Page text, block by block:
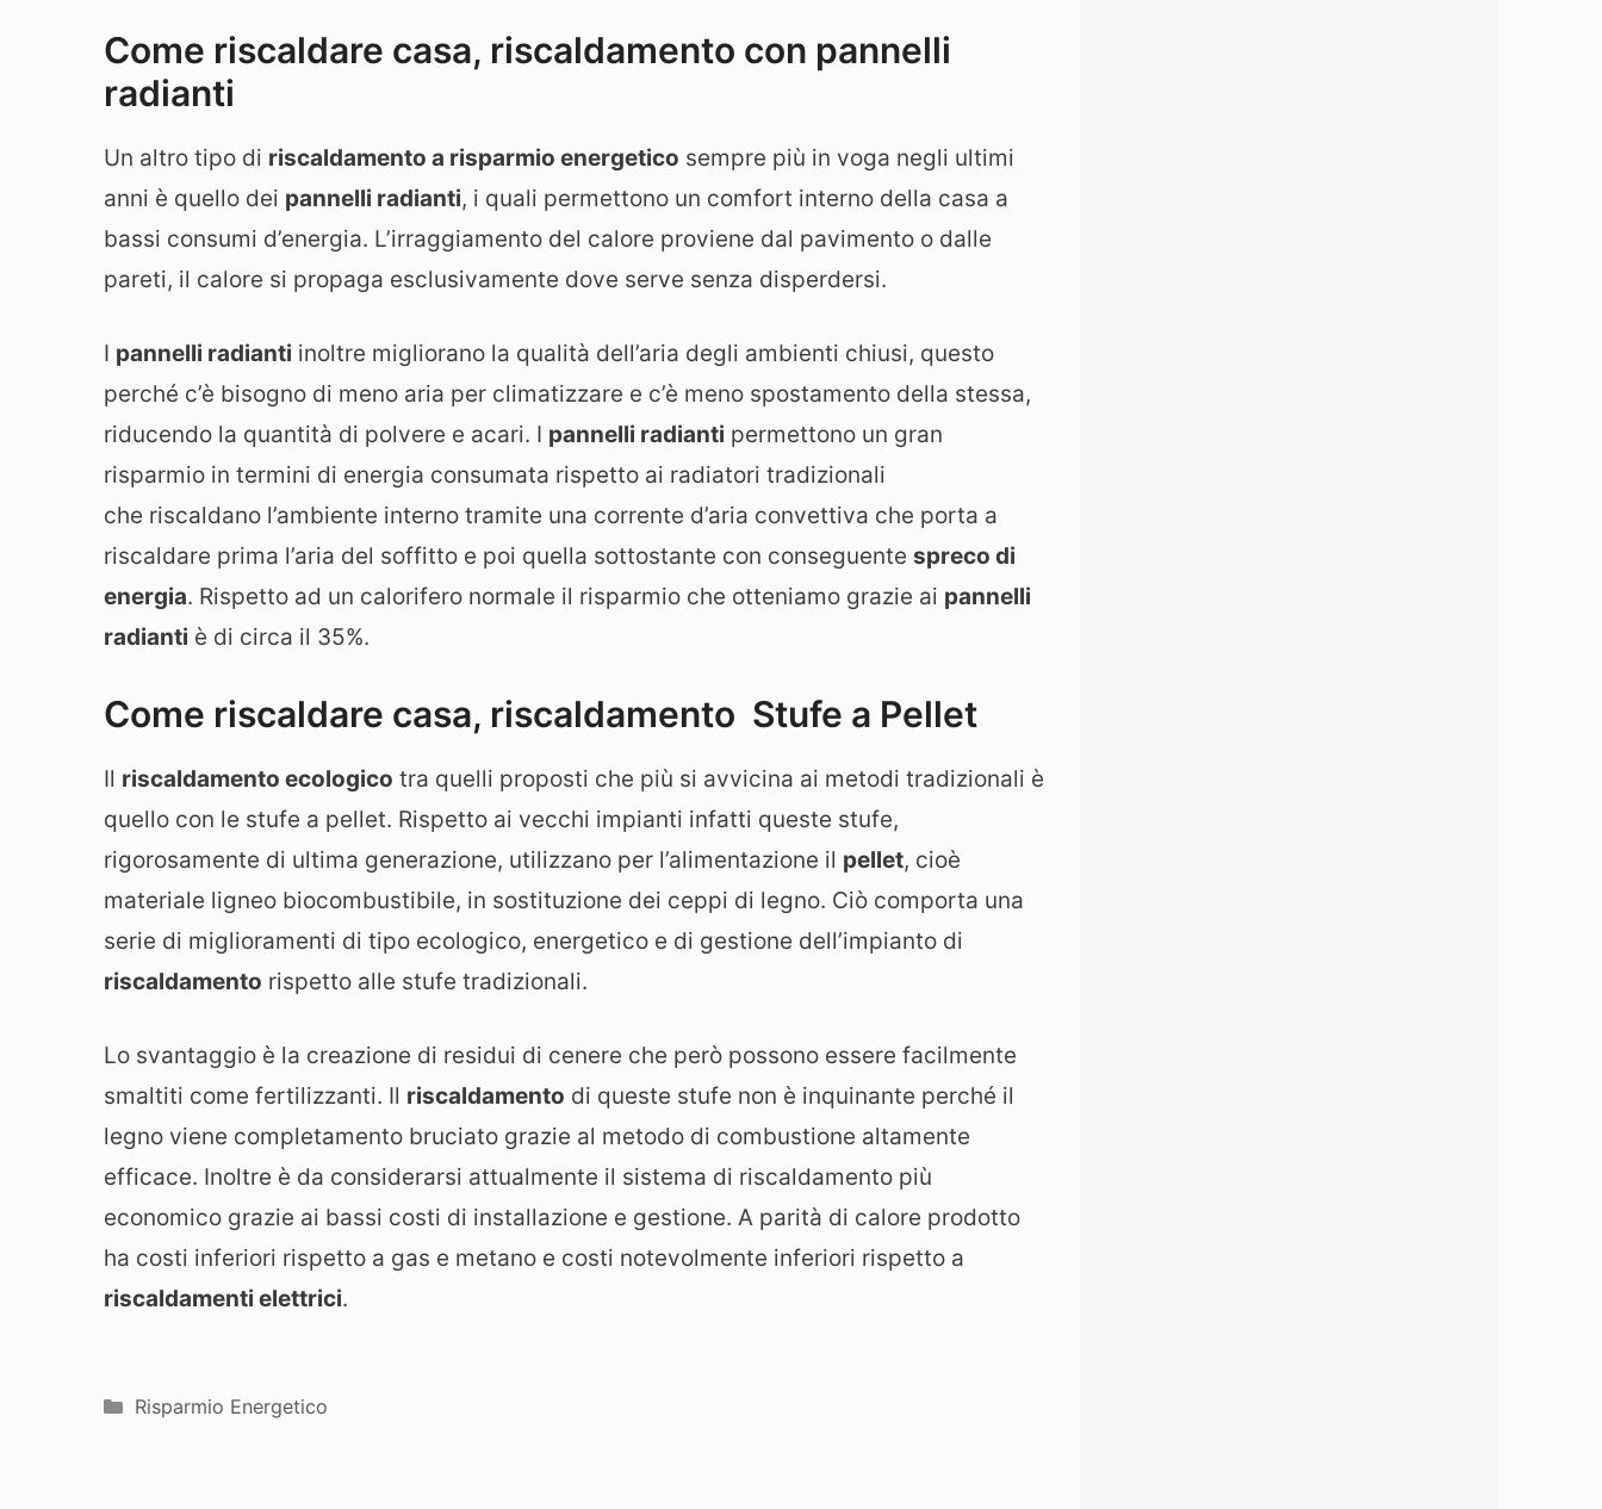
Come riscaldare casa, riscaldamento con pannelli
radianti
Un altro tipo di riscaldamento a risparmio energetico sempre più in voga negli ultimi
anni è quello dei pannelli radianti, i quali permettono un comfort interno della casa a
bassi consumi d’energia. L’irraggiamento del calore proviene dal pavimento o dalle
pareti, il calore si propaga esclusivamente dove serve senza disperdersi.
I pannelli radianti inoltre migliorano la qualità dell’aria degli ambienti chiusi, questo
perché c’è bisogno di meno aria per climatizzare e c’è meno spostamento della stessa,
riducendo la quantità di polvere e acari. I pannelli radianti permettono un gran
risparmio in termini di energia consumata rispetto ai radiatori tradizionali
che riscaldano l’ambiente interno tramite una corrente d’aria convettiva che porta a
riscaldare prima l’aria del soffitto e poi quella sottostante con conseguente spreco di
energia. Rispetto ad un calorifero normale il risparmio che otteniamo grazie ai pannelli
radianti è di circa il 35%.
Come riscaldare casa, riscaldamento Stufe a Pellet
Il riscaldamento ecologico tra quelli proposti che più si avvicina ai metodi tradizionali è
quello con le stufe a pellet. Rispetto ai vecchi impianti infatti queste stufe,
rigorosamente di ultima generazione, utilizzano per l’alimentazione il pellet, cioè
materiale ligneo biocombustibile, in sostituzione dei ceppi di legno. Ciò comporta una
serie di miglioramenti di tipo ecologico, energetico e di gestione dell’impianto di
riscaldamento rispetto alle stufe tradizionali.
Lo svantaggio è la creazione di residui di cenere che però possono essere facilmente
smaltiti come fertilizzanti. Il riscaldamento di queste stufe non è inquinante perché il
legno viene completamento bruciato grazie al metodo di combustione altamente
efficace. Inoltre è da considerarsi attualmente il sistema di riscaldamento più
economico grazie ai bassi costi di installazione e gestione. A parità di calore prodotto
ha costi inferiori rispetto a gas e metano e costi notevolmente inferiori rispetto a
riscaldamenti elettrici.
Categorie
Risparmio Energetico